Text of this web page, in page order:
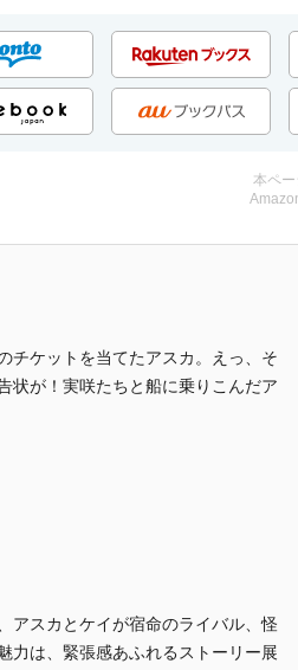
本ペ
チケットを当てたアスカ。えっ、そ
状が！実咲たちと船に乗りこんだア
アスカとケイが宿命のライバル、怪
力は、緊張感あふれるストーリー展